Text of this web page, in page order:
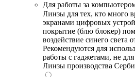
Для работы за
Линзы для тех, кто много
экранами цифровых
покрытие (блю блокер)
воздействие синего света
Рекомендуются для
работы с гаджетами, не
Линзы производства